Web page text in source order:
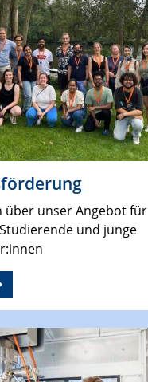
über unser Angebot für
und junge